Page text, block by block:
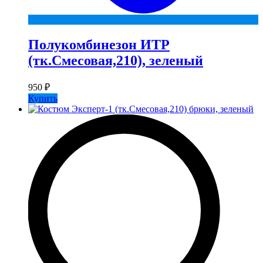
Полукомбинезон ИТР
(тк.Смесовая,210), зеленый
950 ₽
Купить